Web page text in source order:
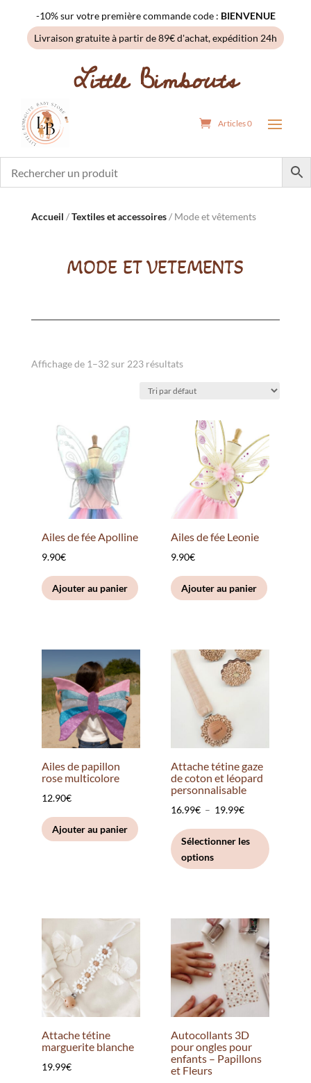
-10% sur votre première commande code : BIENVENUE
Livraison gratuite à partir de 89€ d'achat, expédition 24h
Little Bimbouts
Articles 0
Accueil /Textiles et accessoires/ Mode et vêtements
MODE ET VÊTEMENTS
Affichage de 1–32 sur 223 résultats
Ailes de fée Apolline
9.90€
Ajouter au panier
Ailes de fée Leonie
9.90€
Ajouter au panier
Ailes de papillon
rose multicolore
12.90€
Ajouter au panier
Attache tétine gaze
de coton et léopard
personnalisable
16.99€ – 19.99€Plage
de
prix :
16.99€
Sélectionner les
options
produit
Les
peuvent
être
sur
Attache tétine
marguerite blanche
19.99€
Autocollants 3D
pour ongles pour
enfants – Papillons
et Fleurs